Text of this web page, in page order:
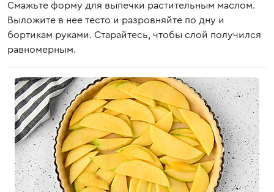
Смажьте форму для выпечки растительным маслом.
Выложите в нее тесто и разровняйте по дну и
бортикам руками. Старайтесь, чтобы слой получился
равномерным.